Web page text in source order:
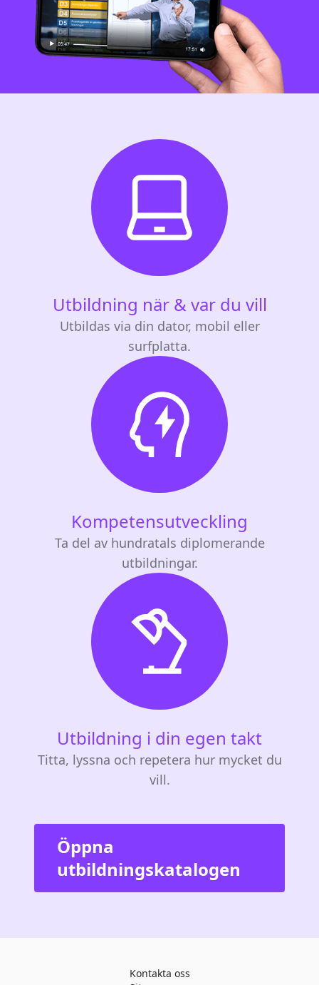
Utbildning när & var du vill
Utbildas via din dator, mobil eller
surfplatta.
Kompetensutveckling
Ta del av hundratals diplomerande
utbildningar.
Utbildning i din egen takt
Titta, lyssna och repetera hur mycket du
vill.
Öppna
utbildningskatalogen
Kontakta oss